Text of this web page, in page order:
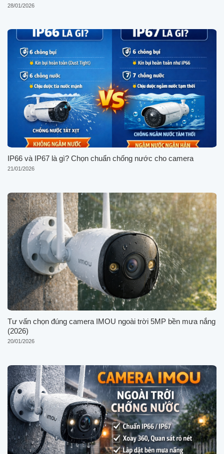
28/01/2026
IP66 và IP67 là gì? Chọn chuẩn chống nước cho camera
21/01/2026
Tư vấn chọn đúng camera IMOU ngoài trời 5MP bền mưa nắng
(2026)
20/01/2026